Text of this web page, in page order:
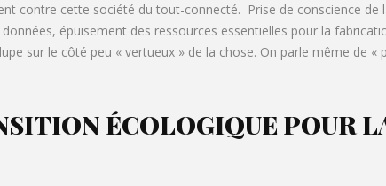
contre cette société du tout-connecté. Prise de conscience
épuisement des ressources essentielles pour la
sur le côté peu « vertueux » de la chose. On parle même de «
ÉCOLOGIQUE POUR